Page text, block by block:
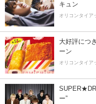
キュン
オリコンタイア
大好評につ
ーン
オリコンタイア
ー”